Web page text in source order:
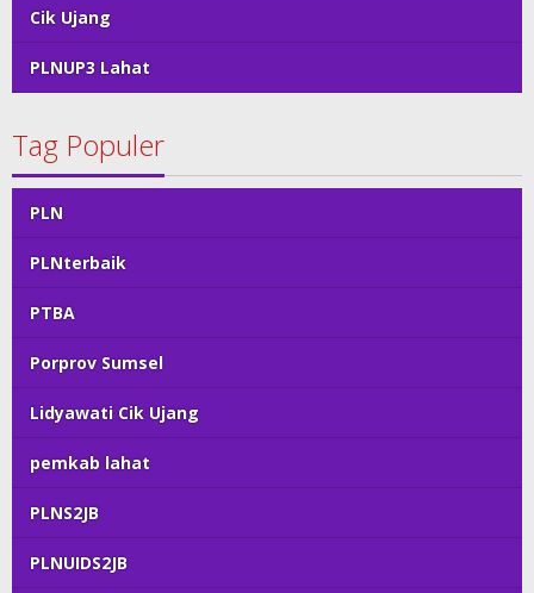
Cik Ujang
PLNUP3 Lahat
Tag Populer
PLN
PLNterbaik
PTBA
Porprov Sumsel
Lidyawati Cik Ujang
pemkab lahat
PLNS2JB
PLNUIDS2JB